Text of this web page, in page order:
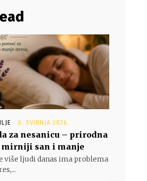
6. SVIBNJA 2026.
za nesanicu – prirodna
mirniji san i manje
više ljudi danas ima problema